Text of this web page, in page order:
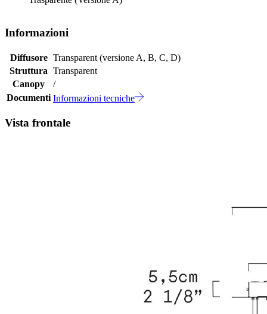
Informazioni
Diffusore Transparent (versione A, B, C, D)
Struttura Transparent
Canopy
/
Documenti Informazioni tecniche
Vista frontale